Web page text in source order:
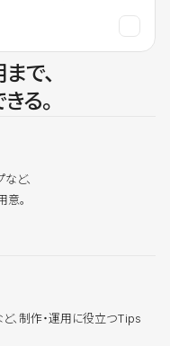
で、
る。
ど、
。
、制作・運用に役立つTips